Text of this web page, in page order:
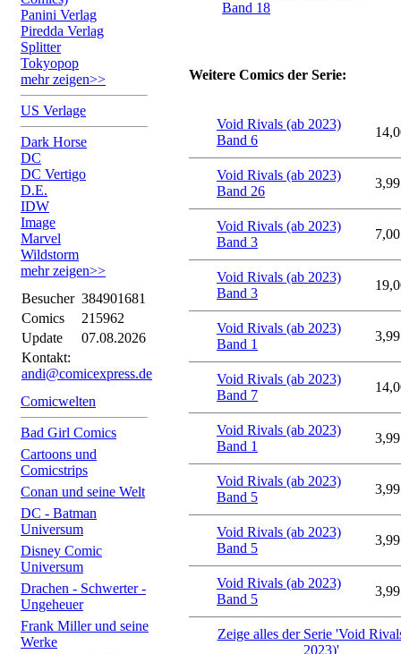
Panini Verlag
Piredda Verlag
Splitter
Tokyopop
mehr zeigen>>
US Verlage
Dark Horse
DC
DC Vertigo
D.E.
IDW
Image
Marvel
Wildstorm
mehr zeigen>>
Besucher 384901681
Comics
215962
Update
07.08.2026
Kontakt:
andi@comicexpress.de
Comicwelten
Bad Girl Comics
Cartoons und
Comicstrips
Conan und seine Welt
DC - Batman
Universum
Disney Comic
Universum
Drachen - Schwerter -
Ungeheuer
Frank Miller und seine
Werke
Band 18
Weitere Comics der Serie:
Void Rivals (ab 2023)
Band 6
Void Rivals (ab 2023)
Band 26
Void Rivals (ab 2023)
Band 3
Void Rivals (ab 2023)
Band 3
Void Rivals (ab 2023)
Band 1
Void Rivals (ab 2023)
Band 7
Void Rivals (ab 2023)
Band 1
Void Rivals (ab 2023)
Band 5
Void Rivals (ab 2023)
Band 5
Void Rivals (ab 2023)
Band 5
Zeige alles der Serie 'Void
2023)'